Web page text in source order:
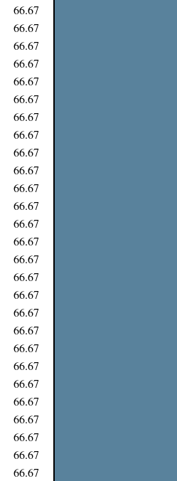
66.67
66.67
66.67
66.67
66.67
66.67
66.67
66.67
66.67
66.67
66.67
66.67
66.67
66.67
66.67
66.67
66.67
66.67
66.67
66.67
66.67
66.67
66.67
66.67
66.67
66.67
66.67